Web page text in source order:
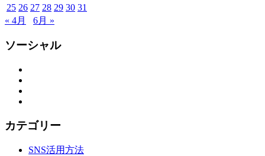
25 26 27 28 29 30 31
« 4月
6月 »
ソーシャル
カテゴリー
SNS活用方法